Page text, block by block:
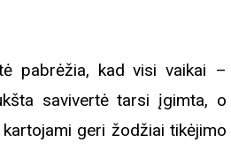
pabrėžia, kad visi vaikai –
savivertė tarsi įgimta, o
geri žodžiai tikėjimo